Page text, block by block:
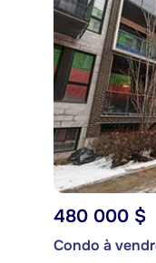
480 000 $
Condo à